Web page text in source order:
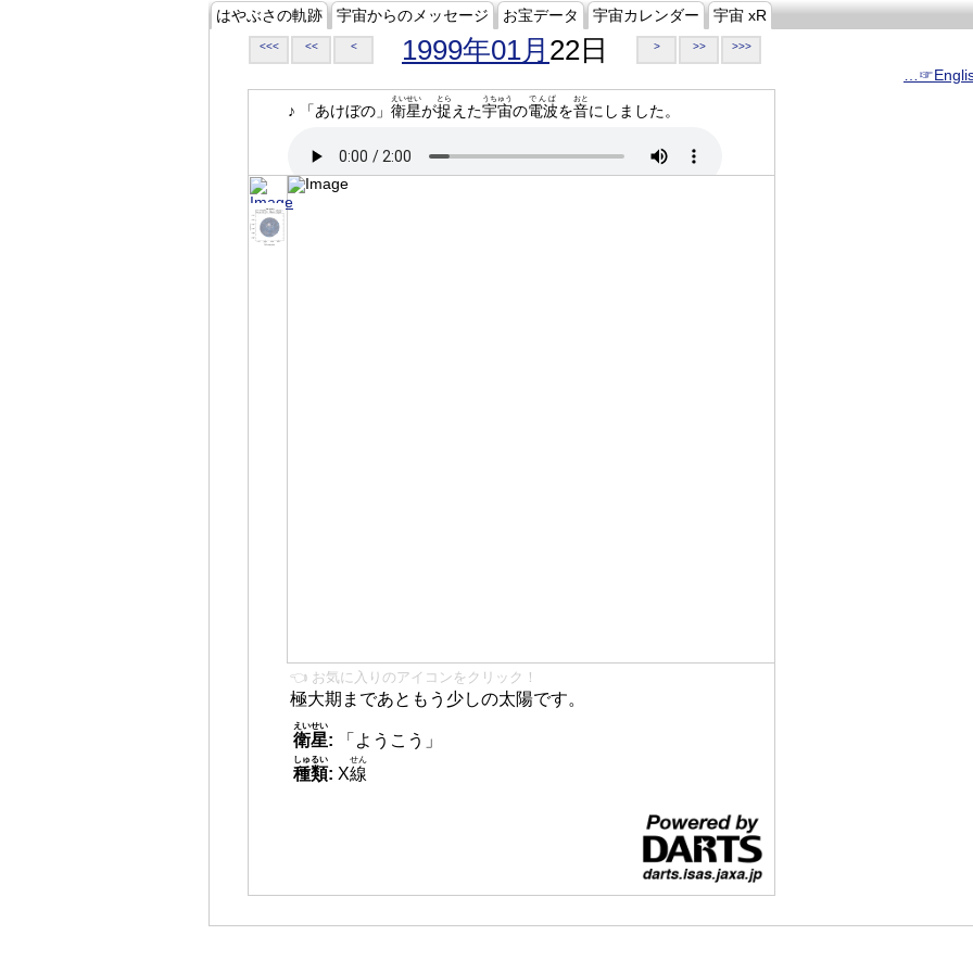
はやぶさの軌跡 宇宙からのメッセージ お宝データ 宇宙カレンダー 宇宙 xR
<<< << < 1999年01月 22日 > >> >>>
♪ 「あけぼの」 衛星
えいせい
が捉
とら
えた宇宙
うちゅう
の電波
でんぱ
を音
おと
にしました。
👈 お気に入りのアイコンをクリック！
極大期まであともう少しの太陽です。
衛星
えいせい
:
「ようこう」
種類
しゅるい
: X線
せん